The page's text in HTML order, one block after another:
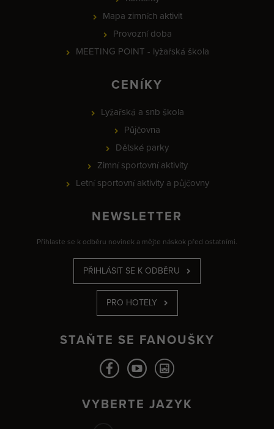
Mapa zimních aktivit
Provozní doba
MEETING POINT - lyžařská škola
CENÍKY
Lyžařská a snb škola
Půjčovna
Dětské parky
Zimní sportovní aktivity
Letní sportovní aktivity a půjčovny
NEWSLETTER
Přihlaste se k odběru novinek a mějte náskok před ostatními.
PŘIHLÁSIT SE K ODBĚRU
PRO HOTELY
STAŇTE SE FANOUŠKY
VYBERTE JAZYK